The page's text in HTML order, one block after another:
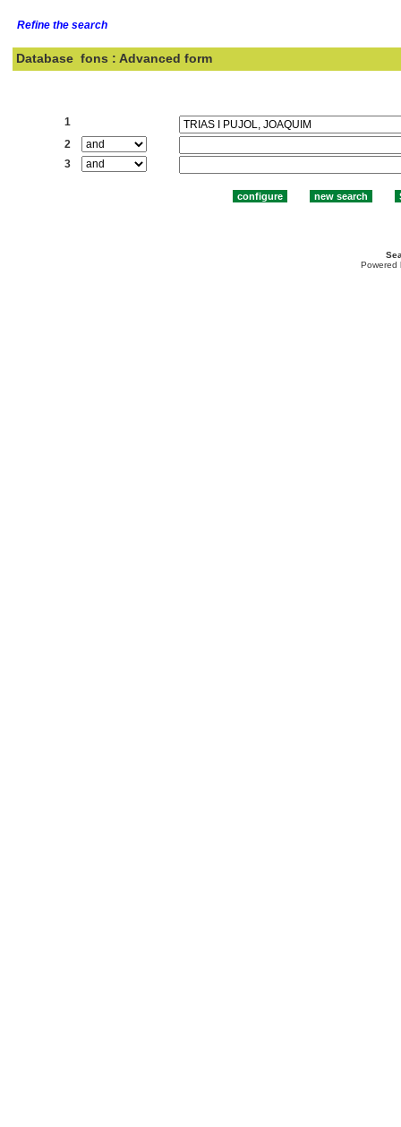
Refine the search
Database fons : Advanced form
1
2
3